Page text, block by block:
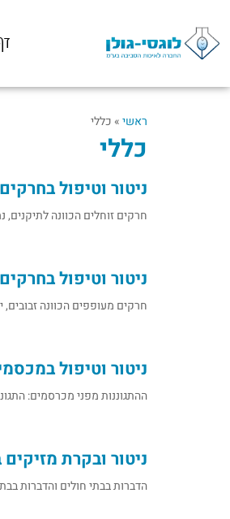
ראשי»כללי
כללי
ניטור וטיפול
חרקים זוחלים הכוונה
ניטור וטיפול
חרקים מעופפים הכוונה
ניטור וטיפול
ההתגוננות מפני מכרסמים:
ניטור ובקרת
הדברות בבתי חולים והדברות